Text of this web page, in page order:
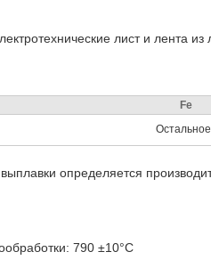
лист и лента
Fe
Остальное
определяется
790 ±10°C